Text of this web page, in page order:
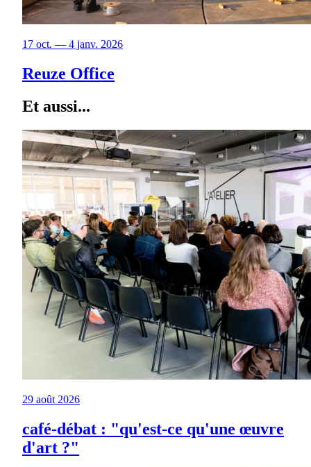
17 oct. — 4 janv. 2026
Reuze Office
Et aussi...
29 août 2026
café-débat : "qu'est-ce qu'une œuvre
d'art ?"